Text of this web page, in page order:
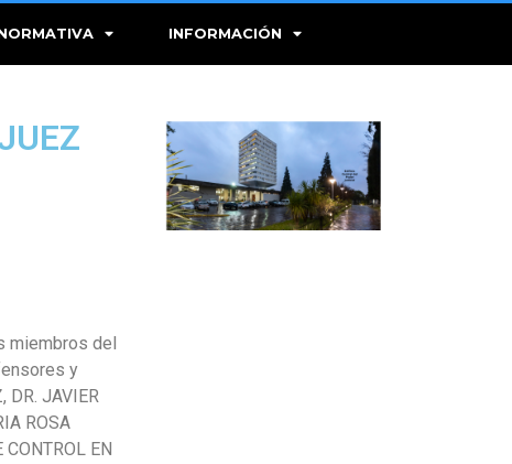
INFORMACIÓN
miembros del
y
DR. JAVIER
ROSA
EN